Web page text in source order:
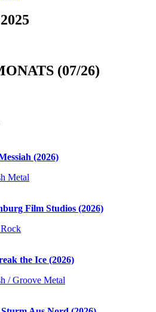
(07/26)
(2026)
Metal
Film Studios (2026)
the Ice (2026)
/ Groove Metal